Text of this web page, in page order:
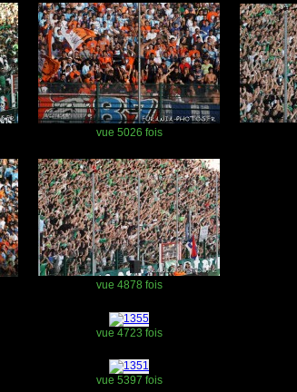
vue 5026 fois
vue 4878 fois
vue 4723 fois
vue 5397 fois